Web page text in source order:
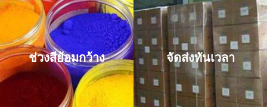
ช่วงสีย้อมกว้าง จัดส่งทันเวลา